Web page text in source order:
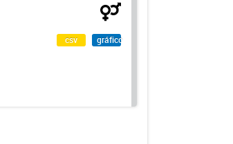
csv gráfico